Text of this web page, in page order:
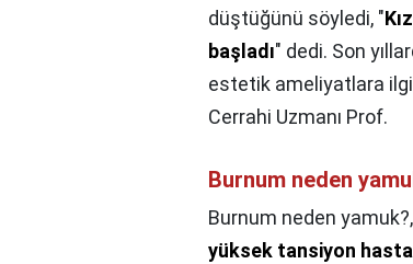
düştüğünü söyledi, "
başladı" dedi. Son
estetik ameliyatlara
Cerrahi Uzmanı Prof.
Burnum neden
Burnum neden yamuk?,
yüksek tansiyon